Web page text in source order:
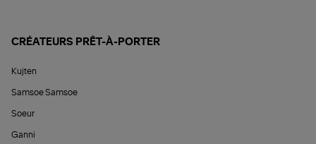
CRÉATEURS PRÊT-À-PORTER
Kujten
Samsoe Samsoe
Soeur
Ganni